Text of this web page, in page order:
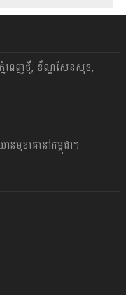
នំពេញថ្មី, ខ័ណ្ឌសែនសុខ,
មុខ​គេ​នៅ​កម្ពុជា។